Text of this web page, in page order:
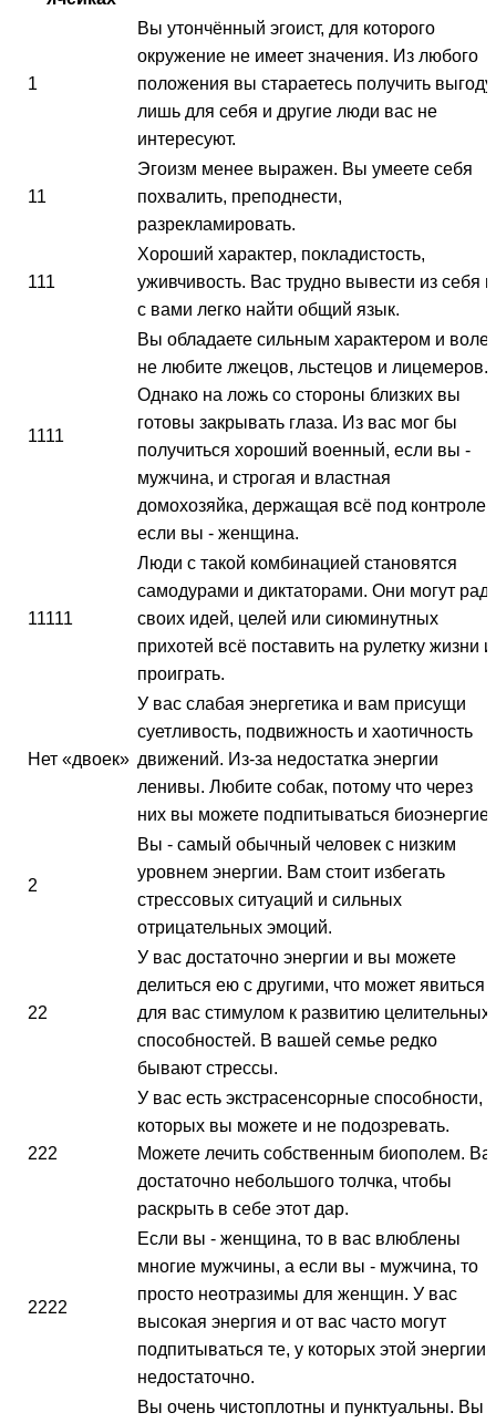
1
Вы утончённый эгоист, для которого
окружение не имеет значения. Из любого
положения вы стараетесь получить выгоду
лишь для себя и другие люди вас не
интересуют.
11
Эгоизм менее выражен. Вы умеете себя
похвалить, преподнести,
разрекламировать.
111
Хороший характер, покладистость,
уживчивость. Вас трудно вывести из себя и
с вами легко найти общий язык.
1111
Вы обладаете сильным характером и
не любите лжецов, льстецов и лицемеров.
Однако на ложь со стороны близких вы
готовы закрывать глаза. Из вас мог бы
получиться хороший военный, если вы -
мужчина, и строгая и властная
домохозяйка, держащая всё под
если вы - женщина.
11111
Люди с такой комбинацией становятся
самодурами и диктаторами. Они могут
своих идей, целей или сиюминутных
прихотей всё поставить на рулетку жизни и
проиграть.
Нет «двоек»
У вас слабая энергетика и вам присущи
суетливость, подвижность и хаотичность
движений. Из-за недостатка энергии
ленивы. Любите собак, потому что через
них вы можете подпитываться
2
Вы - самый обычный человек с низким
уровнем энергии. Вам стоит избегать
стрессовых ситуаций и сильных
отрицательных эмоций.
22
У вас достаточно энергии и вы можете
делиться ею с другими, что может явиться
для вас стимулом к развитию целительных
способностей. В вашей семье редко
бывают стрессы.
222
У вас есть экстрасенсорные способности, о
которых вы можете и не подозревать.
Можете лечить собственным биополем.
достаточно небольшого толчка, чтобы
раскрыть в себе этот дар.
2222
Если вы - женщина, то в вас влюблены
многие мужчины, а если вы - мужчина, то
просто неотразимы для женщин. У вас
высокая энергия и от вас часто могут
подпитываться те, у которых этой энергии
недостаточно.
Вы очень чистоплотны и пунктуальны. Вы